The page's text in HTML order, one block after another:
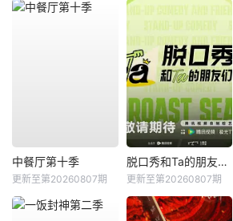
中餐厅第十季
更新至第20260807期
脱口秀和Ta的朋友们第三季
更新至第20260807期